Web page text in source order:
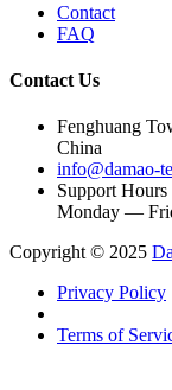
Contact
FAQ
Contact Us
Fenghuang
China
info@damao-
Support Hours
Monday —
Copyright © 2025
Privacy Policy
Terms of